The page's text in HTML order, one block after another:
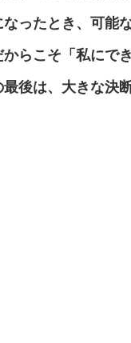
ったとき、可能
らこそ「私にで
後は、大きな決